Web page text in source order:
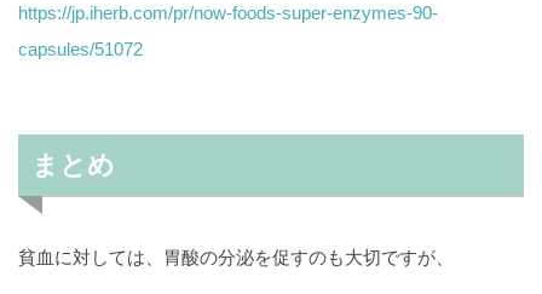
https://jp.iherb.com/pr/now-foods-super-enzymes-90-
capsules/51072
まとめ
貧血に対しては、胃酸の分泌を促すのも大切ですが、